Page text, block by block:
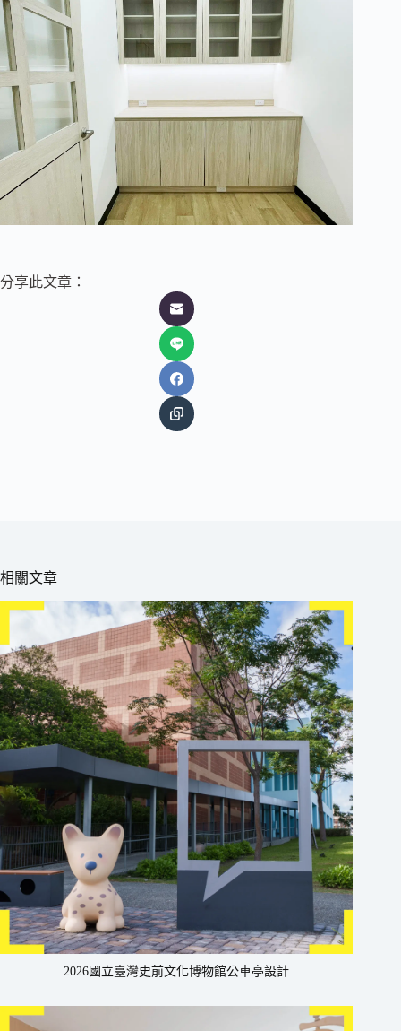
分享此文章：
相關文章
2026國立臺灣史前文化博物館公車亭設計